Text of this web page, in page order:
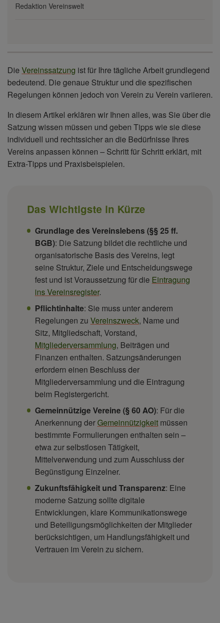
Redaktion Vereinswelt
Die Vereinssatzung ist für Ihre tägliche Arbeit grundlegend
bedeutend. Die genaue Struktur und die spezifischen
Regelungen können jedoch von Verein zu Verein variieren.
In diesem Artikel erklären wir Ihnen alles, was Sie über die
Satzung wissen müssen und geben Tipps wie sie diese
individuell und rechtssicher an die Bedürfnisse Ihres
Vereins anpassen können – Schritt für Schritt erklärt, mit
Extra-Tipps und Praxisbeispielen.
Das Wichtigste in Kürze
Grundlage des Vereinslebens (§§ 25 ff.
BGB): Die Satzung bildet die rechtliche und
organisatorische Basis des Vereins, legt
seine Struktur, Ziele und Entscheidungswege
fest und ist Voraussetzung für die Eintragung
ins Vereinsregister.
Pflichtinhalte: Sie muss unter anderem
Regelungen zu Vereinszweck, Name und
Sitz, Mitgliedschaft, Vorstand,
Mitgliederversammlung, Beiträgen und
Finanzen enthalten. Satzungsänderungen
erfordern einen Beschluss der
Mitgliederversammlung und die Eintragung
beim Registergericht.
Gemeinnützige Vereine (§ 60 AO): Für die
Anerkennung derGemeinnützigkeit müssen
bestimmte Formulierungen enthalten sein –
etwa zur selbstlosen Tätigkeit,
Mittelverwendung und zum Ausschluss der
Begünstigung Einzelner.
Zukunftsfähigkeit und Transparenz: Eine
moderne Satzung sollte digitale
Entwicklungen, klare Kommunikationswege
und Beteiligungsmöglichkeiten der Mitglieder
berücksichtigen, um Handlungsfähigkeit und
Vertrauen im Verein zu sichern.